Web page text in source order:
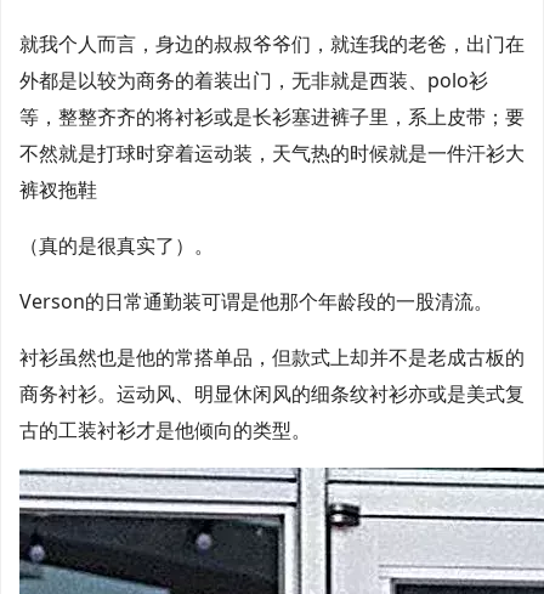
就我个人而言，身边的叔叔爷爷们，就连我的老爸，出门在
外都是以较为商务的着装出门，无非就是西装、polo衫
等，整整齐齐的将衬衫或是长衫塞进裤子里，系上皮带；要
不然就是打球时穿着运动装，天气热的时候就是一件汗衫大
裤衩拖鞋
（真的是很真实了）。
Verson的日常通勤装可谓是他那个年龄段的一股清流。
衬衫虽然也是他的常搭单品，但款式上却并不是老成古板的
商务衬衫。运动风、明显休闲风的细条纹衬衫亦或是美式复
古的工装衬衫才是他倾向的类型。